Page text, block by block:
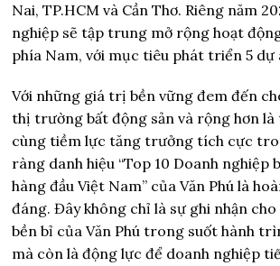
Nai, TP.HCM và Cần Thơ. Riêng năm
nghiệp sẽ tập trung mở rộng hoạt
phía Nam, với mục tiêu phát triển 5
Với những giá trị bền vững đem đến
thị trường bất động sản và rộng hơn là
cùng tiềm lực tăng trưởng tích cực
ràng danh hiệu “Top 10 Doanh nghiệp
hàng đầu Việt Nam” của Văn Phú là
đáng. Đây không chỉ là sự ghi nhận
bền bỉ của Văn Phú trong suốt hành
mà còn là động lực để doanh nghiệp